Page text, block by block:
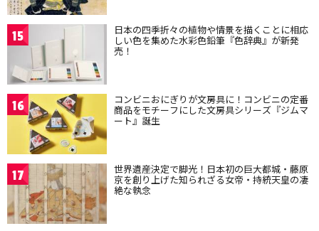
15 日本の四季折々の植物や情景を描くことに相応
しい色を集めた水彩色鉛筆『色辞典』が新発
売！
16 コンビニおにぎりが文房具に！コンビニの定番
商品をモチーフにした文房具シリーズ『ジムマ
ート』誕生
17 世界遺産決定で脚光！日本初の巨大都城・藤原
京を創り上げた知られざる女帝・持統天皇の凄
絶な執念